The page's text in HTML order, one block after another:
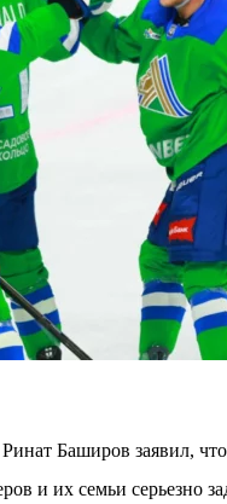
Баширов заявил,
и их семьи серьезно